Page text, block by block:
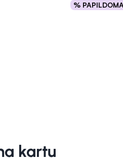
%
kartu